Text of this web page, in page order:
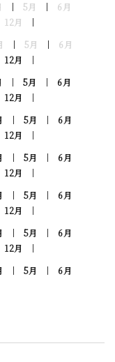
5月
6月
12月
5月
6月
12月
5月
6月
12月
5月
6月
12月
5月
6月
12月
5月
6月
12月
5月
6月
12月
5月
6月